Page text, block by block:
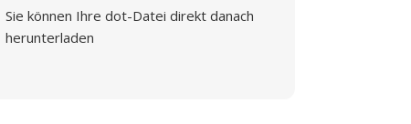
Sie können Ihre dot-Datei direkt danach
herunterladen